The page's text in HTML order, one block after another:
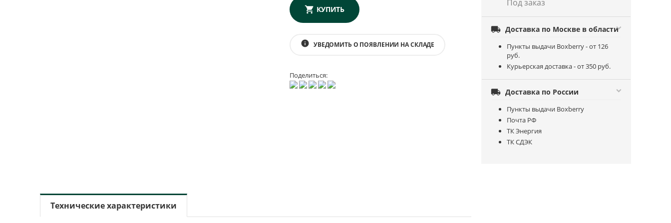
КУПИТЬ
info УВЕДОМИТЬ О ПОЯВЛЕНИИ НА СКЛАДЕ
Поделиться:
Под заказ
 Доставка по Москве в области
Пункты выдачи Boxberry - от 126
руб.
Курьерская доставка - от 350 руб.
 Доставка по России
Пункты выдачи Boxberry
Почта РФ
ТК Энергия
ТК СДЭК
Технические характеристики